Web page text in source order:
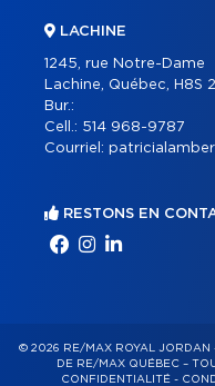
LACHINE
1245, rue Notre-Dame
Lachine, Québec, H8S
Bur.:
Cell.: 514 968-9787
Courriel:
RESTONS EN
© 2026 RE/MAX ROYAL JORDAN
DE RE/MAX QUÉBEC –
CONFIDENTIALITÉ-